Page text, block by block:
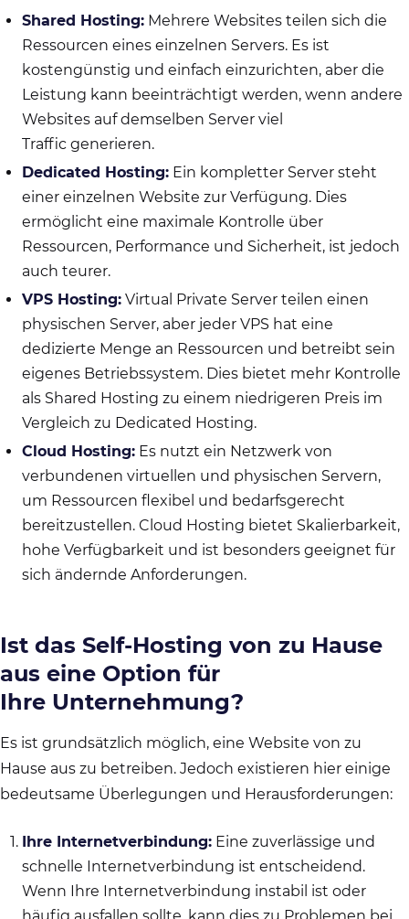
Shared Hosting: Mehrere Websites teilen sich die
Ressourcen eines einzelnen Servers. Es ist
kostengünstig und einfach einzurichten, aber die
Leistung kann beeinträchtigt werden, wenn andere
Websites auf demselben Server viel
Traffic generieren.
Dedicated Hosting: Ein kompletter Server steht
einer einzelnen Website zur Verfügung. Dies
ermöglicht eine maximale Kontrolle über
Ressourcen, Performance und Sicherheit, ist jedoch
auch teurer.
VPS Hosting: Virtual Private Server teilen einen
physischen Server, aber jeder VPS hat eine
dedizierte Menge an Ressourcen und betreibt sein
eigenes Betriebssystem. Dies bietet mehr Kontrolle
als Shared Hosting zu einem niedrigeren Preis im
Vergleich zu Dedicated Hosting.
Cloud Hosting: Es nutzt ein Netzwerk von
verbundenen virtuellen und physischen Servern,
um Ressourcen flexibel und bedarfsgerecht
bereitzustellen. Cloud Hosting bietet Skalierbarkeit,
hohe Verfügbarkeit und ist besonders geeignet für
sich ändernde Anforderungen.
Ist das Self-Hosting von zu Hause
aus eine Option für
Ihre Unternehmung?
Es ist grundsätzlich möglich, eine Website von zu
Hause aus zu betreiben. Jedoch existieren hier einige
bedeutsame Überlegungen und Herausforderungen:
Ihre Internetverbindung: Eine zuverlässige und
schnelle Internetverbindung ist entscheidend.
Wenn Ihre Internetverbindung instabil ist oder